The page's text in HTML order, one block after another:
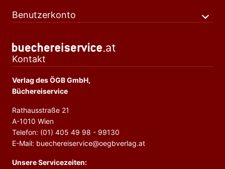
Benutzerkonto
Kontakt
Verlag des ÖGB GmbH,
Büchereiservice
Rathausstraße 21
A-1010 Wien
Telefon: (01) 405 49 98 - 99130
E-Mail: buechereiservice@oegbverlag.at
Unsere Servicezeiten: